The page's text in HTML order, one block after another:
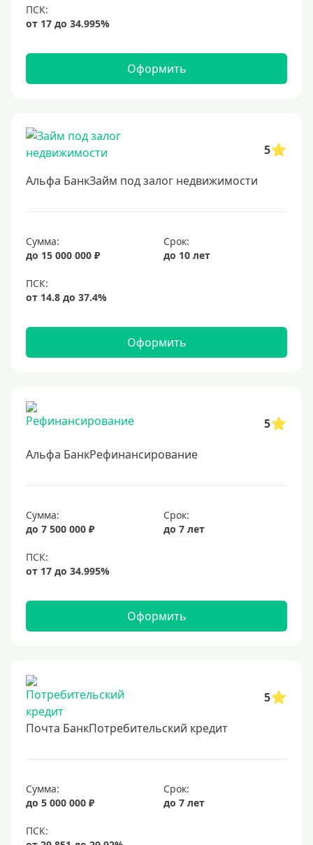
Оформить
5
Альфа БанкЗайм под залог недвижимости
Сумма:
до 15 000 000 ₽
Срок:
до 10 лет
Оформить
5
Альфа БанкРефинансирование
Сумма:
до 7 500 000 ₽
Срок:
до 7 лет
Оформить
5
Почта БанкПотребительский кредит
Сумма:
до 5 000 000 ₽
Срок:
до 7 лет